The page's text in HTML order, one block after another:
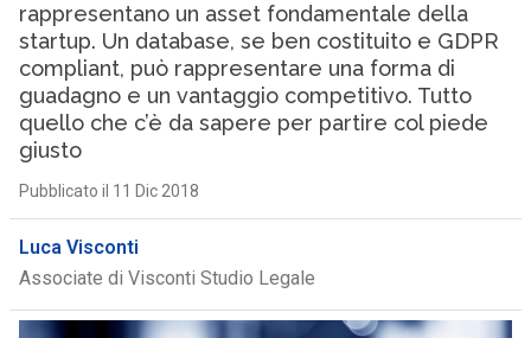
rappresentano un asset fondamentale della
startup. Un database, se ben costituito e GDPR
compliant, può rappresentare una forma di
guadagno e un vantaggio competitivo. Tutto
quello che c’è da sapere per partire col piede
giusto
Pubblicato il 11 Dic 2018
Luca Visconti
Associate di Visconti Studio Legale